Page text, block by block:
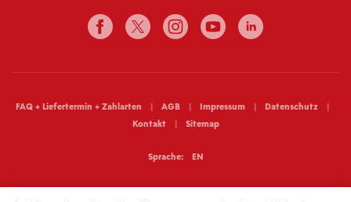
FAQ + Liefertermin + Zahlarten AGB Impressum
Datenschutz
Kontakt
Sitemap
Sprache: EN